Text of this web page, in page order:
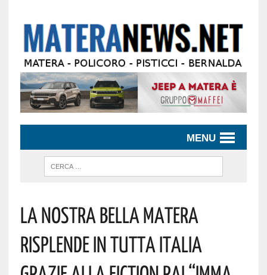
MENU
La Nostra Bella Matera
Risplende In Tutta Italia